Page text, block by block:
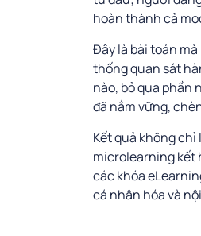
hoàn thành cả
Đây là bài toán
thống quan sát
nào, bỏ qua phần
đã nắm vững,
Kết quả không
microlearning kết
các khóa
cá nhân hóa và